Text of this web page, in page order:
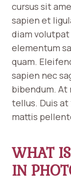
cursus sit
sapien et
diam volutpat
elementum
quam.
sapien nec
bibendum. At
tellus. Duis
mattis
WHAT
IN